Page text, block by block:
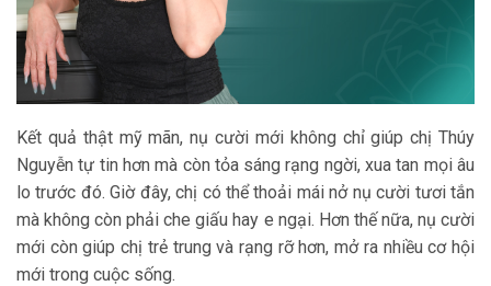
Kết quả thật mỹ mãn, nụ cười mới không chỉ giúp chị Thúy
Nguyễn tự tin hơn mà còn tỏa sáng rạng ngời, xua tan mọi âu
lo trước đó. Giờ đây, chị có thể thoải mái nở nụ cười tươi tắn
mà không còn phải che giấu hay e ngại. Hơn thế nữa, nụ cười
mới còn giúp chị trẻ trung và rạng rỡ hơn, mở ra nhiều cơ hội
mới trong cuộc sống.